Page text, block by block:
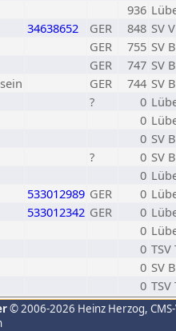
936
34638652 GER 848 SV
GER 755 SV
GER 747 SV
GER 744 SV
? 0
0
0 SV
? 0 SV
0
533012989 GER 0
533012342 GER 0
0
0
0 SV
0
© 2006-2026 Heinz Herzog,